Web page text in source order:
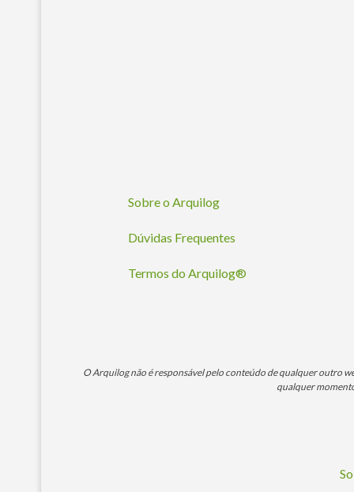
Sobre o Arquilog
Dúvidas Frequentes
Termos do Arquilog®
O Arquilog não é responsável pelo conteúdo de qualquer outro
qualquer